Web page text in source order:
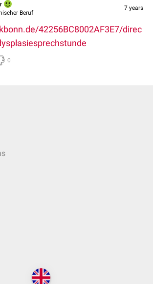
Beruf
7 years
42256BC8002AF3E7/direc
0